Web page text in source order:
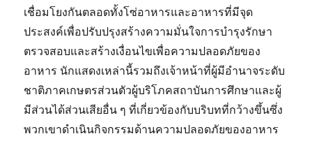
เชื่อมโยงกันตลอดทั้งโซ่อาหารและอาหารที่มีจุด
ประสงค์เพื่อปรับปรุงสร้างความมั่นใจการบำรุงรักษา
ตรวจสอบและสร้างเงื่อนไขเพื่อความปลอดภัยของ
อาหาร นักแสดงเหล่านี้รวมถึงเจ้าหน้าที่ผู้มีอำนาจระดับ
ชาติภาคเกษตรส่วนตัวผู้บริโภคสถาบันการศึกษาและผู้
มีส่วนได้ส่วนเสียอื่น ๆ ที่เกี่ยวข้องกับบริบทที่กว้างขึ้นซึ่ง
พวกเขาดำเนินกิจกรรมด้านความปลอดภัยของอาหาร